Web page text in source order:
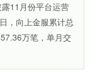
11月份平台运营
，向上金服累计总
万笔，单月交